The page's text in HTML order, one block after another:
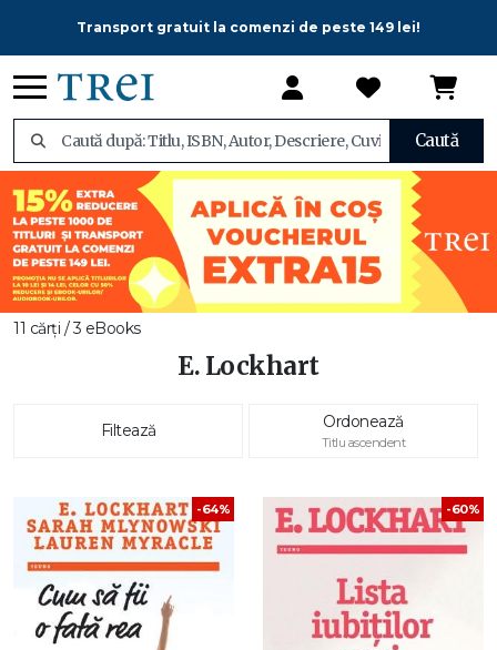
Transport gratuit la comenzi de peste 149 lei!
Caută
11 cărți / 3 eBooks
E. Lockhart
Filtează Ordonează
Titlu ascendent
-64% -60%